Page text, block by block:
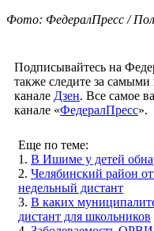
Фото: ФедералПресс /
Подписывайтесь на
также следите за
канале Дзен. Все самое
канале «ФедералПресс».
Еще по теме:
1. В Ишиме у детей
2. Челябинский район
недельный дистант
3. В каких
дистант для школьников